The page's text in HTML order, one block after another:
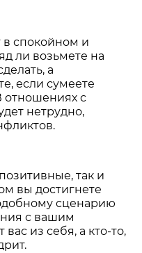
в спокойном и
ли возьмете на
а
если сумеете
отношениях с
нетрудно,
так и
вы достигнете
сценарию
с вашим
из себя, а кто-то,